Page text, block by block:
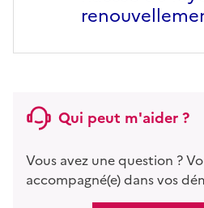
Qui peut m'aider ?
Vous avez une question ?
accompagné(e) dans vos